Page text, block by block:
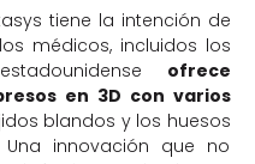
tiene la intención de
médicos, incluidos los
ofrece
en 3D con varios
blandos y los huesos
innovación que no